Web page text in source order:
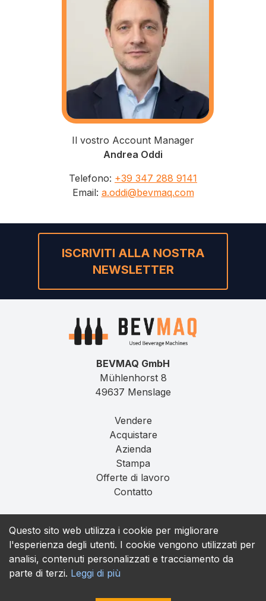
Il vostro Account Manager
Andrea Oddi
Telefono: +39 347 288 9141
Email: a.oddi@bevmaq.com
Questo sito web utilizza i cookie per migliorare
l'esperienza degli utenti. I cookie vengono utilizzati per
analisi, contenuti personalizzati e tracciamento da
parte di terzi. Leggi di più
ISCRIVITI ALLA NOSTRA
NEWSLETTER
BEVMAQ GmbH
Mühlenhorst 8
49637 Menslage
Vendere
Acquistare
Azienda
Stampa
Offerte di lavoro
Contatto
Privacy
T&C
contact@bevmaq.com